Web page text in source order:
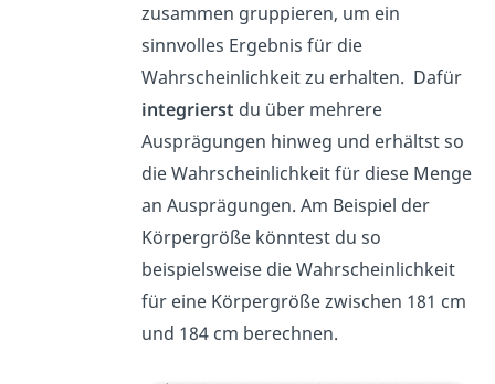
zusammen gruppieren, um ein
sinnvolles Ergebnis für die
Wahrscheinlichkeit zu erhalten. Dafür
integrierst du über mehrere
Ausprägungen hinweg und erhältst so
die Wahrscheinlichkeit für diese Menge
an Ausprägungen. Am Beispiel der
Körpergröße könntest du so
beispielsweise die Wahrscheinlichkeit
für eine Körpergröße zwischen 181 cm
und 184 cm berechnen.